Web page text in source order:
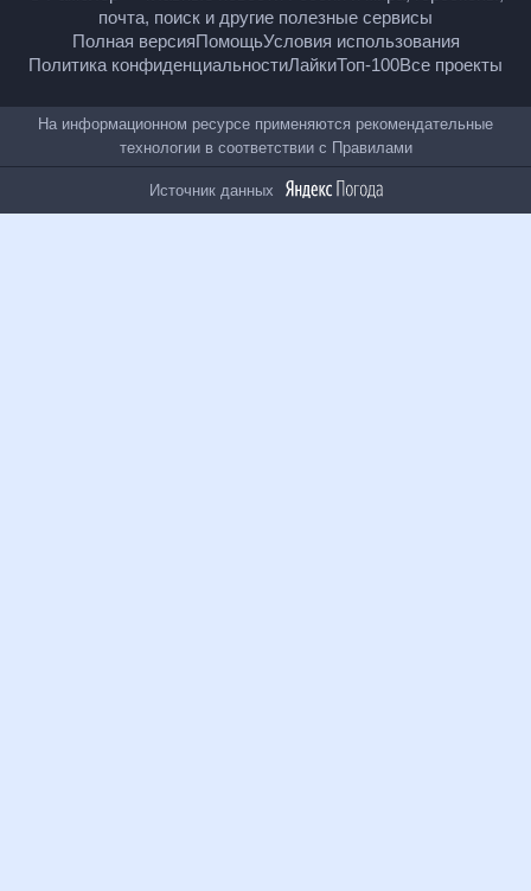
© Рамблер — главные новости России и мира,
гороскопы, почта, поиск и другие полезные сервисы
Полная версияПомощьУсловия использования
Все проекты
На информационном ресурсе применяются
рекомендательные технологии в соответствии с